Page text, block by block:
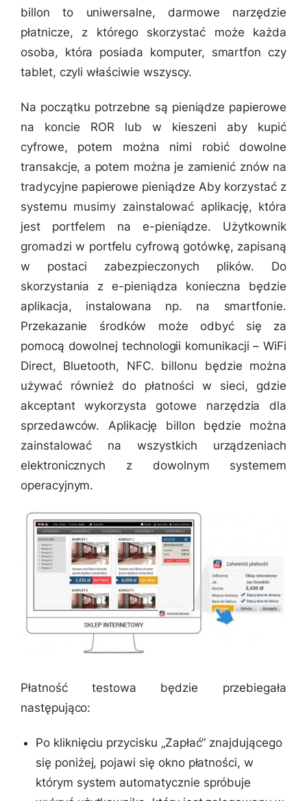
billon to uniwersalne, darmowe narzędzie
płatnicze, z którego skorzystać może każda
osoba, która posiada komputer, smartfon czy
tablet, czyli właściwie wszyscy.
Na początku potrzebne są pieniądze papierowe
na koncie ROR lub w kieszeni aby kupić
cyfrowe, potem można nimi robić dowolne
transakcje, a potem można je zamienić znów na
tradycyjne papierowe pieniądze Aby korzystać z
systemu musimy zainstalować aplikację, która
jest portfelem na e-pieniądze. Użytkownik
gromadzi w portfelu cyfrową gotówkę, zapisaną
w postaci zabezpieczonych plików. Do
skorzystania z e-pieniądza konieczna będzie
aplikacja, instalowana np. na smartfonie.
Przekazanie środków może odbyć się za
pomocą dowolnej technologii komunikacji – WiFi
Direct, Bluetooth, NFC. billonu będzie można
używać również do płatności w sieci, gdzie
akceptant wykorzysta gotowe narzędzia dla
sprzedawców. Aplikację billon będzie można
zainstalować na wszystkich urządzeniach
elektronicznych z dowolnym systemem
operacyjnym.
Płatność testowa będzie przebiegała
następująco:
Po kliknięciu przycisku „Zapłać” znajdującego
się poniżej, pojawi się okno płatności, w
którym system automatycznie spróbuje